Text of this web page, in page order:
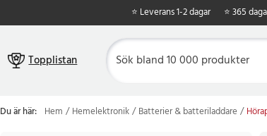
⭐ Leverans 1-2 dagar ⭐ 365
Topplistan
Du är här: Hem Hemelektronik Batterier & batteriladdare